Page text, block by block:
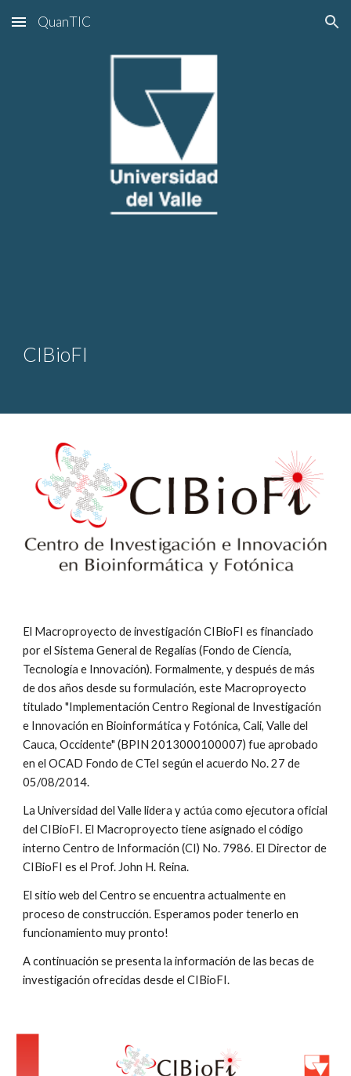
Skip to main content Skip to navigation
QuanTIC
CIBioFI
El Macroproyecto de investigación CIBioFI es financiado
por el Sistema General de Regalías (Fondo de Ciencia,
Tecnología e Innovación). Formalmente, y después de más
de dos años desde su formulación, este Macroproyecto
titulado "Implementación Centro Regional de Investigación
e Innovación en Bioinformática y Fotónica, Cali, Valle del
Cauca, Occidente" (BPIN 2013000100007) fue aprobado
en el OCAD Fondo de CTeI según el acuerdo No. 27 de
05/08/2014.
La Universidad del Valle lidera y actúa como ejecutora oficial
del CIBioFI. El Macroproyecto tiene asignado el código
interno Centro de Información (CI) No. 7986. El Director de
CIBioFI es el Prof. John H. Reina.
El sitio web del Centro se encuentra actualmente en
proceso de construcción. Esperamos poder tenerlo en
funcionamiento muy pronto!
A continuación se presenta la información de las becas de
investigación ofrecidas desde el CIBioFI.